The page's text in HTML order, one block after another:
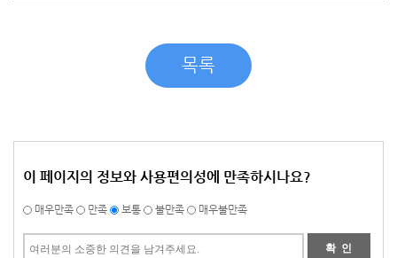
목록
이 페이지의 정보와 사용편의성에 만족하시나요?
매우만족 만족 보통 불만족 매우불만족